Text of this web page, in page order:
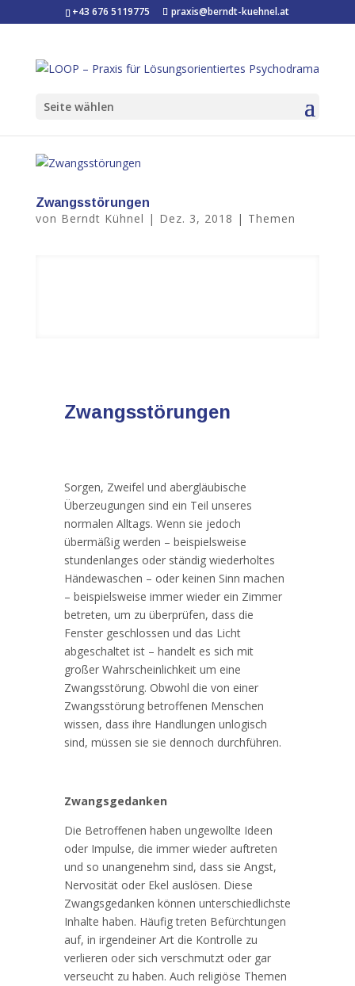
+43 676 5119775 praxis@berndt-kuehnel.at
Seite wählen
Zwangsstörungen
von Berndt Kühnel | Dez. 3, 2018 | Themen
Zwangsstörungen
Sorgen, Zweifel und abergläubische
Überzeugungen sind ein Teil unseres
normalen Alltags. Wenn sie jedoch
übermäßig werden – beispielsweise
stundenlanges oder ständig wiederholtes
Händewaschen – oder keinen Sinn machen
– beispielsweise immer wieder ein Zimmer
betreten, um zu überprüfen, dass die
Fenster geschlossen und das Licht
abgeschaltet ist – handelt es sich mit
großer Wahrscheinlichkeit um eine
Zwangsstörung. Obwohl die von einer
Zwangsstörung betroffenen Menschen
wissen, dass ihre Handlungen unlogisch
sind, müssen sie sie dennoch durchführen.
Zwangsgedanken
Die Betroffenen haben ungewollte Ideen
oder Impulse, die immer wieder auftreten
und so unangenehm sind, dass sie Angst,
Nervosität oder Ekel auslösen. Diese
Zwangsgedanken können unterschiedlichste
Inhalte haben. Häufig treten Befürchtungen
auf, in irgendeiner Art die Kontrolle zu
verlieren oder sich verschmutzt oder gar
verseucht zu haben. Auch religiöse Themen